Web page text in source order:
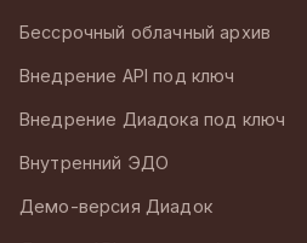
Бессрочный облачный архив
Внедрение API под ключ
Внедрение Диадока под ключ
Внутренний ЭДО
Демо-версия Диадок